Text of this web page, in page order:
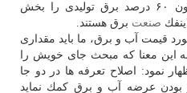
و نقش عمده ای دارد؛ هم اكنون ۶۰ درصد برق تولیدی را بخش
صنعت برق هستند.
قیمت آب و برق، ما باید مقداری
این معنا كه مبحث جای خویش را
نمود: اصلاح تعرفه ها در دو جا
بودن عرضه آب و برق كمك نماید